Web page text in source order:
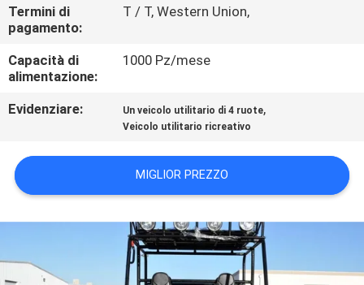
RICHIEDA
UNA
CITAZIONE
MAPPA
DEL
SITO
POLITICA
SULLA
Termini di
pagamento:
T / T, Western Union,
Capacità di
alimentazione:
1000 Pz/mese
Evidenziare: Un veicolo utilitario di 4 ruote,
Veicolo utilitario ricreativo
MIGLIOR PREZZO